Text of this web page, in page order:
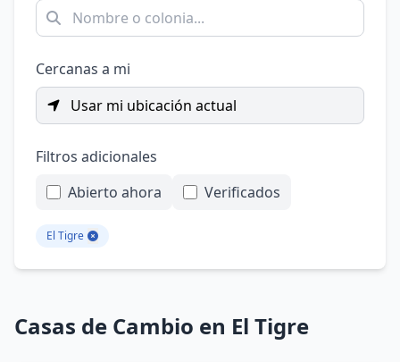
Cercanas a mi
Usar mi ubicación actual
Filtros adicionales
Abierto ahora
Verificados
El Tigre
Casas de Cambio en El Tigre